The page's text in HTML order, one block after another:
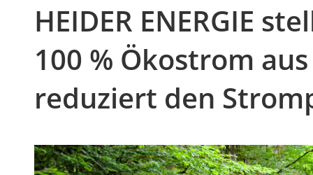
HEIDER ENERGIE
100 % Ökostrom
reduziert den